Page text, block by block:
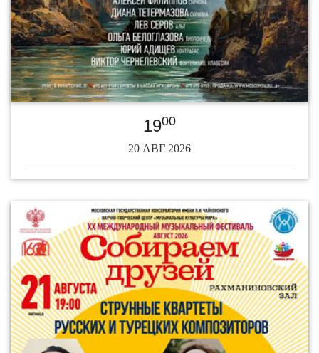
1900
20 АВГ 2026